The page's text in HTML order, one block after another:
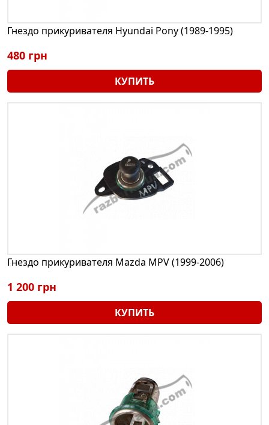
Гнездо прикуривателя Hyundai Pony (1989-1995)
480 грн
КУПИТЬ
Гнездо прикуривателя Mazda MPV (1999-2006)
1 200 грн
КУПИТЬ